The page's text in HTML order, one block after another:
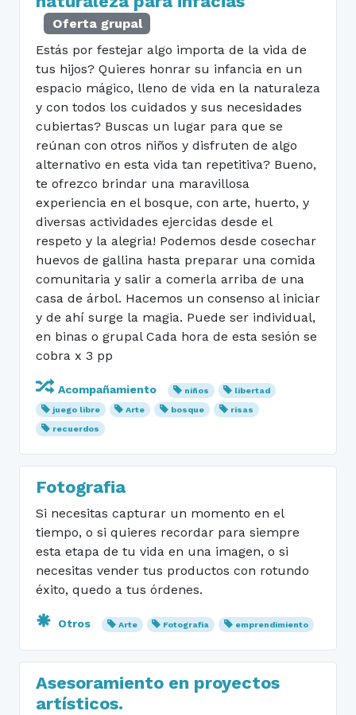
Oferta grupal
Estás por festejar algo importa de la vida de
tus hijos? Quieres honrar su infancia en un
espacio mágico, lleno de vida en la naturaleza
y con todos los cuidados y sus necesidades
cubiertas? Buscas un lugar para que se
reúnan con otros niños y disfruten de algo
alternativo en esta vida tan repetitiva? Bueno,
te ofrezco brindar una maravillosa
experiencia en el bosque, con arte, huerto, y
diversas actividades ejercidas desde el
respeto y la alegria! Podemos desde cosechar
huevos de gallina hasta preparar una comida
comunitaria y salir a comerla arriba de una
casa de árbol. Hacemos un consenso al iniciar
y de ahí surge la magia. Puede ser individual,
en binas o grupal Cada hora de esta sesión se
cobra x 3 pp
Acompañamiento niños
libertad
juego libre
Arte bosque
risas
recuerdos
Fotografia
Si necesitas capturar un momento en el
tiempo, o si quieres recordar para siempre
esta etapa de tu vida en una imagen, o si
necesitas vender tus productos con rotundo
éxito, quedo a tus órdenes.
Otros Arte Fotografia emprendimiento
Asesoramiento en proyectos
artísticos.